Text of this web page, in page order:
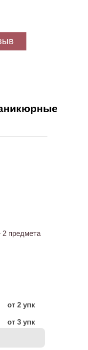
предмета
от 2 упк
от 3 упк